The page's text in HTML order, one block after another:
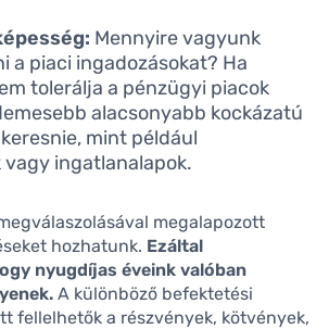
Mennyire vagyunk
a piaci ingadozásokat? Ha
tolerálja a pénzügyi piacok
alacsonyabb kockázatú
mint például
ingatlanalapok.
megalapozott
hozhatunk. Ezáltal
nyugdíjas éveink valóban
A különböző befektetési
fellelhetők a részvények, kötvények,